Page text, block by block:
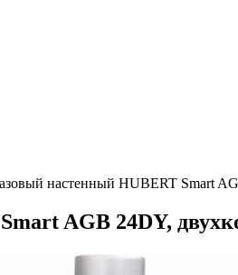
настенный HUBERT Smart
AGB 24DY,